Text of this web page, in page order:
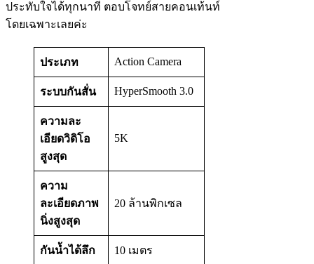
ประทับใจได้ทุกนาที ตอบโจทย์สายคอนเท้นท์
โดยเฉพาะเลยค่ะ
ประเภท Action Camera
ระบบกันสั่น HyperSmooth 3.0
ความละ
เอียดวิดิโอ
สูงสุด
5K
ความ
ละเอียดภาพ
นิ่งสูงสุด
20 ล้านพิกเซล
กันน้ำได้ลึก 10 เมตร